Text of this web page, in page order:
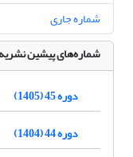
شماره جاری
شماره‌های پیشین نشریه
دوره 45 (1405)
دوره 44 (1404)